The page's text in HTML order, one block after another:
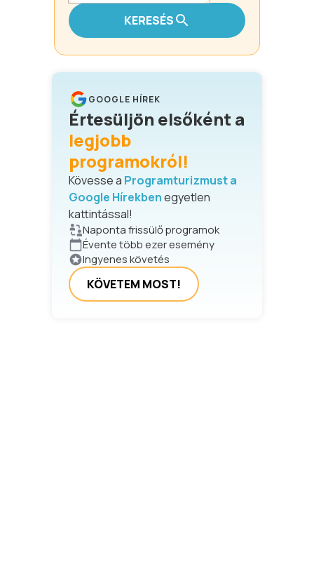
KERESÉS
GOOGLE HÍREK
Értesüljön elsőként a
legjobb
programokról!
Kövesse a Programturizmust a
Google Hírekbenegyetlen
kattintással!
Naponta frissülő programok
Évente több ezer esemény
Ingyenes követés
KÖVETEM MOST!